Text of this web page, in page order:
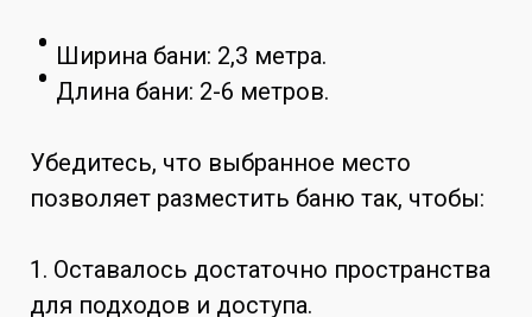
Ширина бани: 2,3 метра.
Длина бани: 2-6 метров.
Убедитесь, что выбранное место
позволяет разместить баню так, чтобы:
1. Оставалось достаточно пространства
для подходов и доступа.